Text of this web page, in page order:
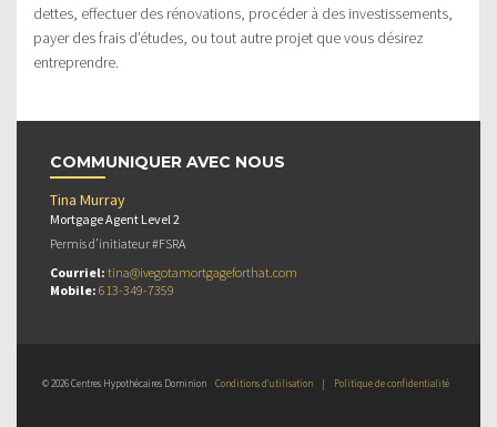
dettes, effectuer des rénovations, procéder à des investissements,
payer des frais d’études, ou tout autre projet que vous désirez
entreprendre.
COMMUNIQUER AVEC NOUS
Tina Murray
Mortgage Agent Level 2
Permis d’initiateur #FSRA
Courriel: tina@ivegotamortgageforthat.com
Mobile: 613-349-7359
© 2026 Centres Hypothécaires Dominion Conditions d’utilisation | Politique de confidentialité